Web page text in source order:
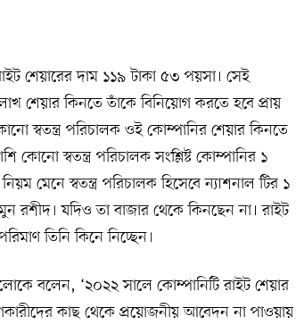
শেয়ারের দাম ১১৯ টাকা ৫৩ পয়সা। সেই
শেয়ার কিনতে তাঁকে বিনিয়োগ করতে হবে প্রায়
স্বতন্ত্র পরিচালক ওই কোম্পানির শেয়ার কিনতে
কোনো স্বতন্ত্র পরিচালক সংশ্লিষ্ট কোম্পানির ১
মেনে স্বতন্ত্র পরিচালক হিসেবে ন্যাশনাল টির ১
রশীদ। যদিও তা বাজার থেকে কিনছেন না। রাইট
তিনি কিনে নিচ্ছেন।
বলেন, ‘২০২২ সালে কোম্পানিটি রাইট শেয়ার
কাছ থেকে প্রয়োজনীয় আবেদন না পাওয়ায়